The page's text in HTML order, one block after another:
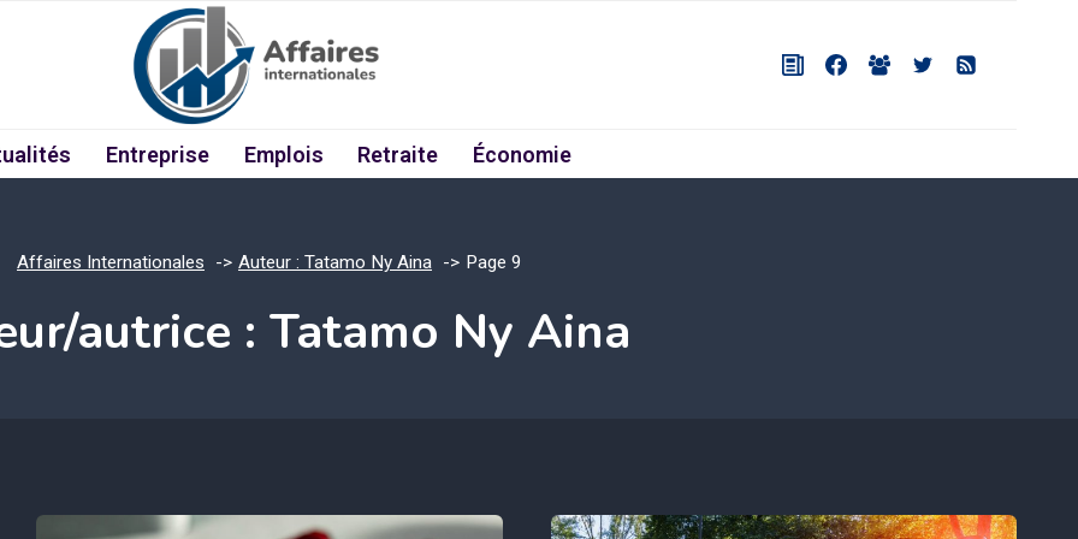
Entreprise Emplois Retraite Économie
Affaires Internationales Auteur : Tatamo Ny Aina Page 9
autrice : Tatamo Ny Aina